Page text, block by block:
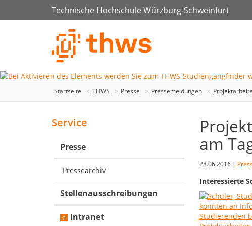
Technische Hochschule Würzburg-Schweinfurt
Startseite THWS Presse Pressemeldungen
am
28.06.2016 |
Interessierte
Service
Presse
Pressearchiv
Stellenausschreibungen
Intranet